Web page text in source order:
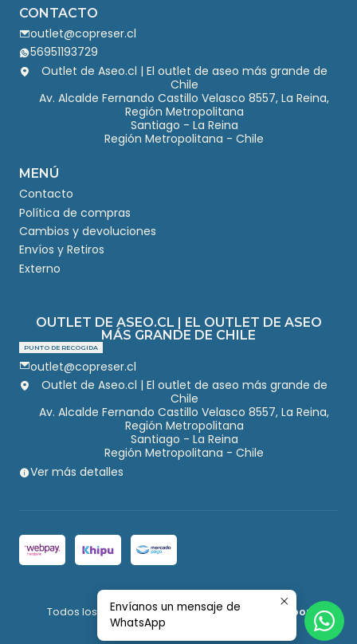
CONTACTO
outlet@copreser.cl
56951193729
Outlet de Aseo.cl | El outlet de aseo más grande de
Chile
Av. Alcalde Fernando Castillo Velasco 8557, La Reina,
Región Metropolitana
Santiago - La Reina
Región Metropolitana - Chile
MENÚ
Contacto
Política de compras
Cambios y devoluciones
Envíos y Retiros
Externo
OUTLET DE ASEO.CL | EL OUTLET DE ASEO
MÁS GRANDE DE CHILE
PUNTO DE RECOGIDA
outlet@copreser.cl
Outlet de Aseo.cl | El outlet de aseo más grande de
Chile
Av. Alcalde Fernando Castillo Velasco 8557, La Reina,
Región Metropolitana
Santiago - La Reina
Región Metropolitana - Chile
Ver más detalles
Todos los derechos reservados.Desarrollado por
Jumpseller
Envíanos un mensaje de
WhatsApp